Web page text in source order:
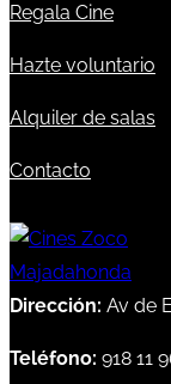
Regala Cine
Hazte voluntario
Alquiler de salas
Contacto
Dirección: Av de
Teléfono: 918 11